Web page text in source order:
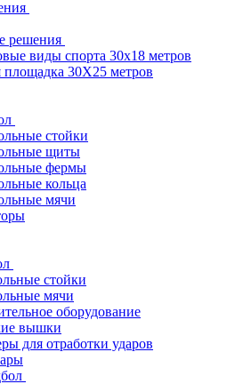
решения
виды спорта 30x18 метров
площадка 30Х25 метров
стойки
щиты
фермы
кольца
мячи
стойки
мячи
оборудование
вышки
для отработки ударов